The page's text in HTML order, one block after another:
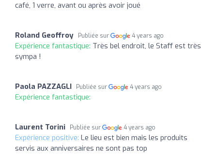
café, 1 verre, avant ou après avoir joué
Roland Geoffroy Publiée sur 4 years ago
Expérience fantastique: Très bel endroit, le Staff est très
sympa !
Paola PAZZAGLI Publiée sur 4 years ago
Expérience fantastique:
Laurent Torini Publiée sur 4 years ago
Expérience positive: Le lieu est bien mais les produits
servis aux anniversaires ne sont pas top